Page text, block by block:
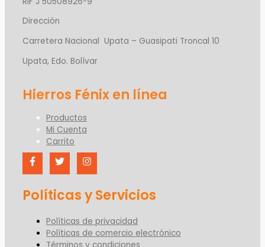
Dirección
Carretera Nacional Upata – Guasipati Troncal 10
Upata, Edo. Bolívar
Productos
Mi Cuenta
Carrito
Políticas y Servicios
Políticas de privacidad
Políticas de comercio electrónico